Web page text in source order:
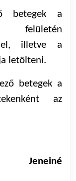
betegek a
felületén
illetve a
letölteni.
betegek a
az
Jeneiné